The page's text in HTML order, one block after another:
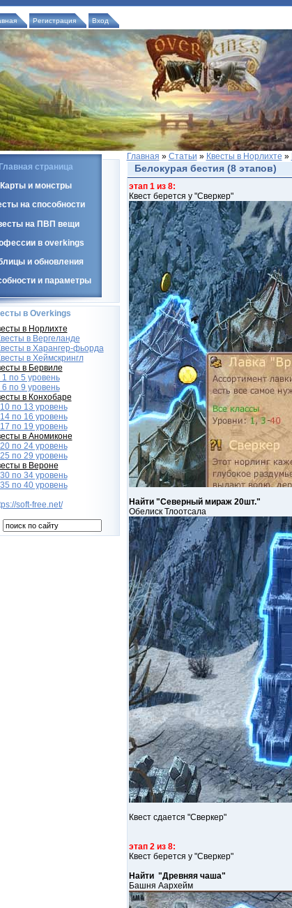
Регистрация Вход
Главная страница
Карты и монстры
на способности
на ПВП вещи
в overkings
и обновления
и параметры
в Overkings
в Норлихте
в Вергеланде
в Харангер-фьорда
в Хеймскрингл
в Бервиле
1 по 5 уровень
6 по 9 уровень
в Конхобаре
по 13 уровень
по 16 уровень
по 19 уровень
в Аномиконе
по 24 уровень
по 29 уровень
в Вероне
по 34 уровень
по 40 уровень
soft-free.net/
Главная » Статьи » Квесты в Норлихте »
Белокурая бестия (8 этапов)
этап 1 из 8:
Квест берется у "Сверкер"
Найти "Северный мираж 20шт."
Обелиск Тлоотсала
Квест сдается "Сверкер"
этап 2 из 8:
Квест берется у "Сверкер"
Найти "Древняя чаша"
Башня Аархейм